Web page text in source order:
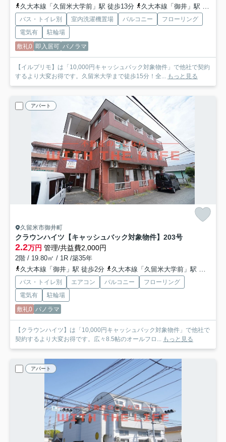
久大本線「久留米大学前」駅 徒歩13分
久大本線「御井」駅 徒歩20分
バス・トイレ別 室内洗濯機置場 バルコニー
フローリング
電気有
駐輪場
敷礼0 即入居可 パノラマ
【イルプリモ】は「10,000円キャッシュバック対象物件」で他社で契約
するより大変お得です。久留米大学まで徒歩15分！全... もっと見る
アパート
久留米市御井町
クラウンハイツ【キャッシュバック対象物件】 203号
2.2万円 管理/共益費2,000円
2階 / 19.80㎡ / 1R /築35年
久大本線「御井」駅 徒歩2分
久大本線「久留米大学前」駅 徒歩15分
バス・トイレ別 エアコン バルコニー
フローリング
電気有
駐輪場
敷礼0 パノラマ
【クラウンハイツ】は「10,000円キャッシュバック対象物件」で他社で
契約するより大変お得です。広々8.5帖のオールフロ... もっと見る
アパート